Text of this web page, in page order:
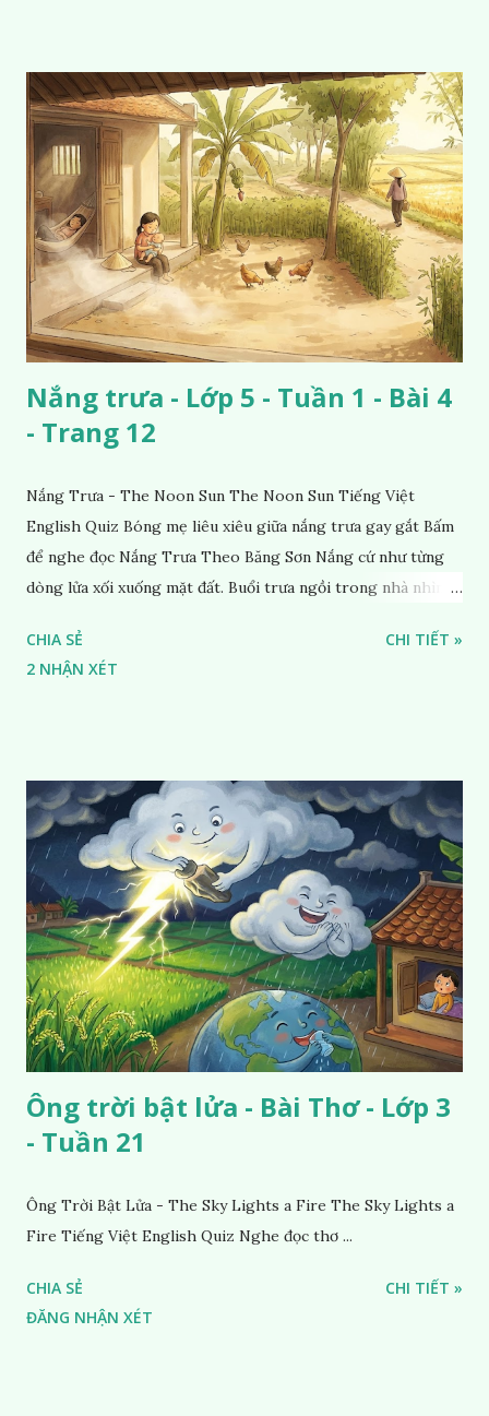
Nắng trưa - Lớp 5 - Tuần 1 - Bài 4
- Trang 12
Nắng Trưa - The Noon Sun The Noon Sun Tiếng Việt
English Quiz Bóng mẹ liêu xiêu giữa nắng trưa gay gắt Bấm
để nghe đọc Nắng Trưa Theo Băng Sơn Nắng cứ như từng
dòng lửa xối xuống mặt đất. Buổi trưa ngồi trong nhà nhìn
CHIA SẺ
2 NHẬN XÉT
CHI TIẾT »
Ông trời bật lửa - Bài Thơ - Lớp 3
- Tuần 21
Ông Trời Bật Lửa - The Sky Lights a Fire The Sky Lights a
Fire Tiếng Việt English Quiz Nghe đọc thơ ...
CHIA SẺ
ĐĂNG NHẬN XÉT
CHI TIẾT »